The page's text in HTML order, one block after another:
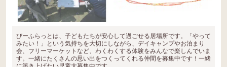
びーふらっとは、子どもたちが安心して過ごせる居場所です。「やって
みたい！」という気持ちを大切にしながら、デイキャンプやお泊まり
会、フリーマーケットなど、わくわくする体験をみんなで楽しんでいま
す。一緒にたくさんの思い出をつくってくれる仲間を募集中です！一緒